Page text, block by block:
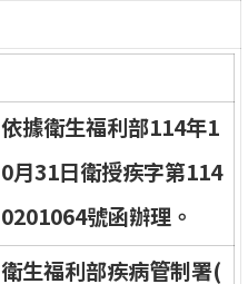
依據衛生福利部114年1
0月31日衛授疾字第114
0201064號函辦理。
衛生福利部疾病管制署(